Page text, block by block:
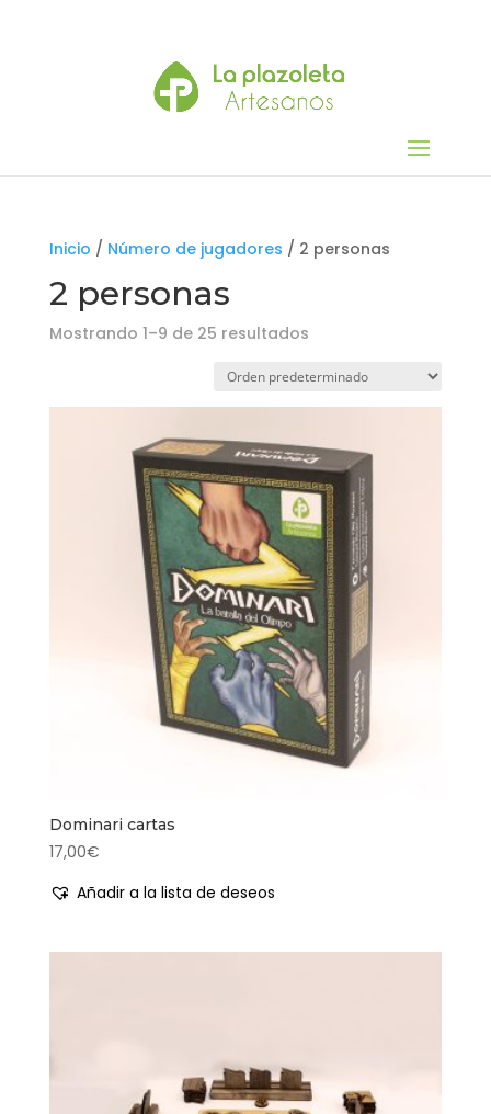
Inicio / Número de jugadores / 2 personas
2 personas
Mostrando 1–9 de 25 resultados
Dominari cartas
17,00€
Añadir a la lista de deseos